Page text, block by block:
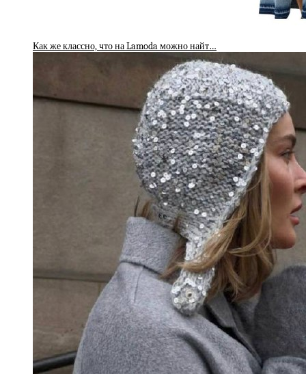
Как же классно, что на Lamoda можно найт…